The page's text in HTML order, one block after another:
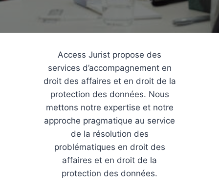
Access Jurist propose des
services d’accompagnement en
droit des affaires et en droit de la
protection des données. Nous
mettons notre expertise et notre
approche pragmatique au service
de la résolution des
problématiques en droit des
affaires et en droit de la
protection des données.